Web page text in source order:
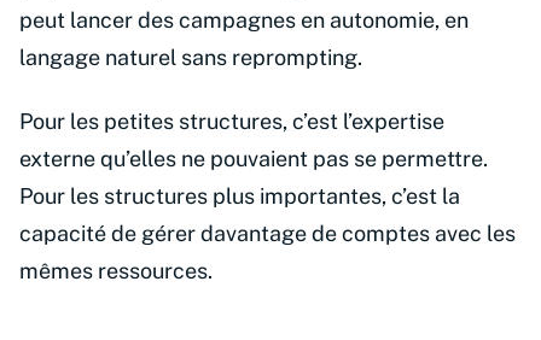
peut lancer des campagnes en autonomie, en
langage naturel sans reprompting.
Pour les petites structures, c’est l’expertise
externe qu’elles ne pouvaient pas se permettre.
Pour les structures plus importantes, c’est la
capacité de gérer davantage de comptes avec les
mêmes ressources.